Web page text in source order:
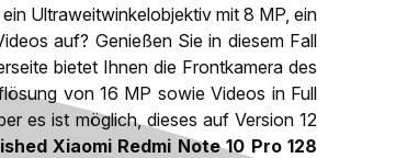
Ultraweitwinkelobjektiv mit 8 MP, ein
auf? Genießen Sie in diesem Fall
bietet Ihnen die Frontkamera des
von 16 MP sowie Videos in Full
es ist möglich, dieses auf Version 12
Xiaomi Redmi Note 10 Pro 128